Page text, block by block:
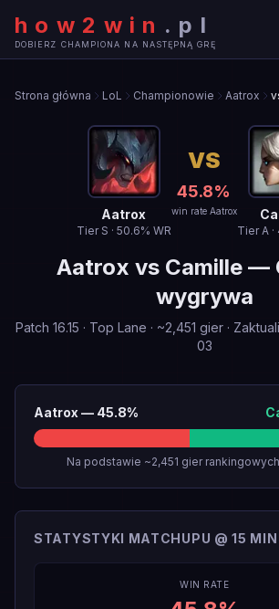
how2win . pl
DOBIERZ CHAMPIONA NA NASTĘPNĄ GRĘ
Strona główna LoL Championowie Aatrox
Aatrox
Tier S · 50.6% WR
VS
45.8%
win rate Aatrox
TierA·
Aatrox vs Camille—
wygrywa
Patch 16.15 · Top Lane · ~2,451 gier ·
03
Aatrox — 45.8%
Na podstawie ~2,451 gier
STATYSTYKI MATCHUPU @ 15
WIN RATE